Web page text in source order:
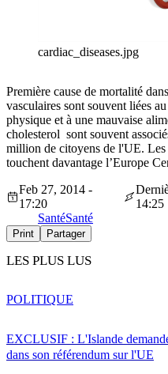
cardiac_diseases.jpg
Première cause de mortalité
vasculaires sont souvent liées
physique et à une mauvaise
cholesterol sont souvent
million de citoyens de l'UE. Les
touchent davantage l’Europe
Feb 27, 2014 -
17:20
14:25
SantéSanté
Print Partager
LES PLUS LUS
EXCLUSIF : L'Islande
dans son référendum sur l'UE
POLITIQUE